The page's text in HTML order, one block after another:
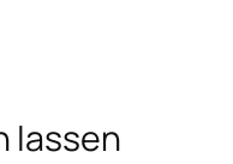
lassen